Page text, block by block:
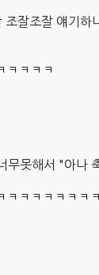
잘조잘 얘기하
ㅋㅋㅋㅋ
무못해서 "아나
ㅋㅋㅋㅋㅋㅋ